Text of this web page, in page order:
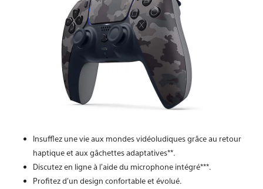
Insufflez une vie aux mondes vidéoludiques grâce au retour
haptique et aux gâchettes adaptatives**.
Discutez en ligne à l'aide du microphone intégré***.
Profitez d'un design confortable et évolué.